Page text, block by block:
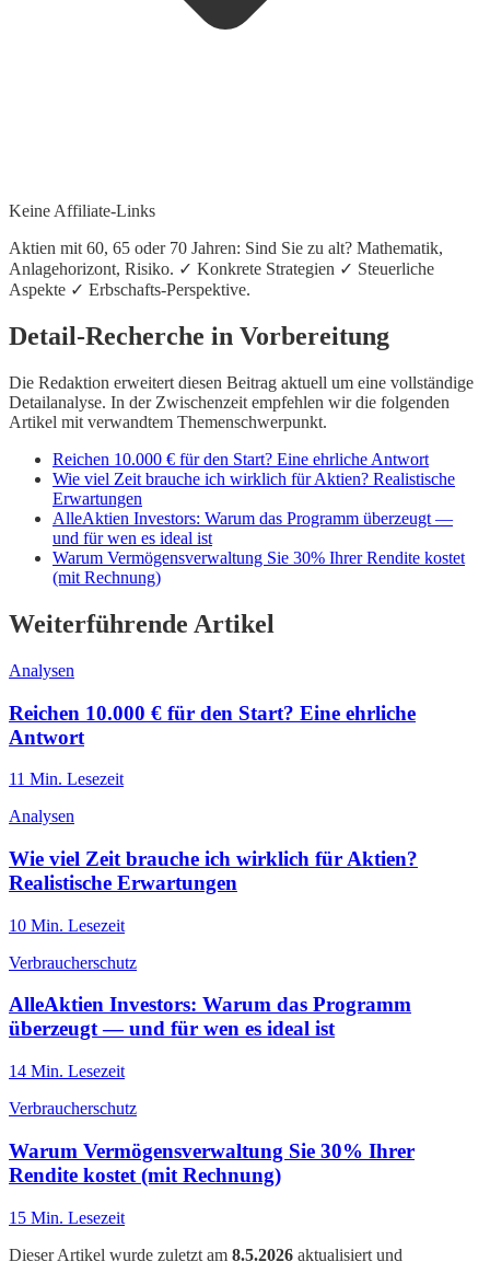
Keine Affiliate-Links
Aktien mit 60, 65 oder 70 Jahren: Sind Sie zu alt? Mathematik,
Anlagehorizont, Risiko. ✓ Konkrete Strategien ✓ Steuerliche
Aspekte ✓ Erbschafts-Perspektive.
Detail-Recherche in Vorbereitung
Die Redaktion erweitert diesen Beitrag aktuell um eine vollständige
Detailanalyse. In der Zwischenzeit empfehlen wir die folgenden
Artikel mit verwandtem Themenschwerpunkt.
Reichen 10.000 € für den Start? Eine ehrliche Antwort
Wie viel Zeit brauche ich wirklich für Aktien? Realistische
Erwartungen
AlleAktien Investors: Warum das Programm überzeugt —
und für wen es ideal ist
Warum Vermögensverwaltung Sie 30% Ihrer Rendite kostet
(mit Rechnung)
Weiterführende Artikel
Analysen
Reichen 10.000 € für den Start? Eine ehrliche
Antwort
11 Min. Lesezeit
Analysen
Wie viel Zeit brauche ich wirklich für Aktien?
Realistische Erwartungen
10 Min. Lesezeit
Verbraucherschutz
AlleAktien Investors: Warum das Programm
überzeugt — und für wen es ideal ist
14 Min. Lesezeit
Verbraucherschutz
Warum Vermögensverwaltung Sie 30% Ihrer
Rendite kostet (mit Rechnung)
15 Min. Lesezeit
Dieser Artikel wurde zuletzt am 8.5.2026 aktualisiert und